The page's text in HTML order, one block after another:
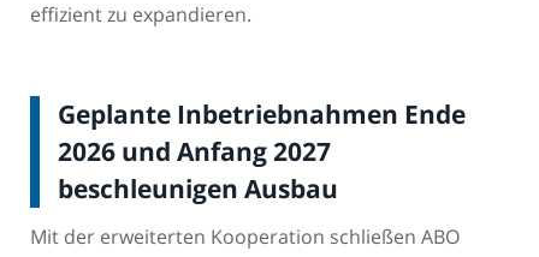
effizient zu expandieren.
Geplante Inbetriebnahmen Ende
2026 und Anfang 2027
beschleunigen Ausbau
Mit der erweiterten Kooperation schließen ABO